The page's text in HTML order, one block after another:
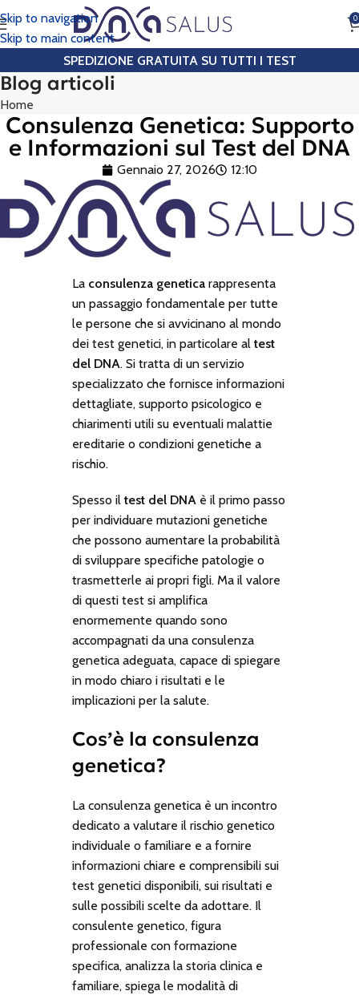
Skip to navigation
Skip to main content
0
SPEDIZIONE GRATUITA SU TUTTI I TEST
Blog articoli
Home
Consulenza Genetica: Supporto
e Informazioni sul Test del DNA
Gennaio 27, 2026 12:10
La consulenza geneticarappresenta
un passaggio fondamentale per tutte
le persone che si avvicinano al mondo
dei test genetici, in particolare altest
del DNA. Si tratta di un servizio
specializzato che fornisce informazioni
dettagliate, supporto psicologico e
chiarimenti utili su eventuali malattie
ereditarie o condizioni genetiche a
rischio.
Spesso iltest del DNAè il primo passo
per individuare mutazioni genetiche
che possono aumentare la probabilità
di sviluppare specifiche patologie o
trasmetterle ai propri figli. Ma il valore
di questi test si amplifica
enormemente quando sono
accompagnati da una consulenza
genetica adeguata, capace di spiegare
in modo chiaro i risultati e le
implicazioni per la salute.
Cos’è la consulenza
genetica?
La consulenza genetica è un incontro
dedicato a valutare il rischio genetico
individuale o familiare e a fornire
informazioni chiare e comprensibili sui
test genetici disponibili, sui risultati e
sulle possibili scelte da adottare. Il
consulente genetico, figura
professionale con formazione
specifica, analizza la storia clinica e
familiare, spiega le modalità di